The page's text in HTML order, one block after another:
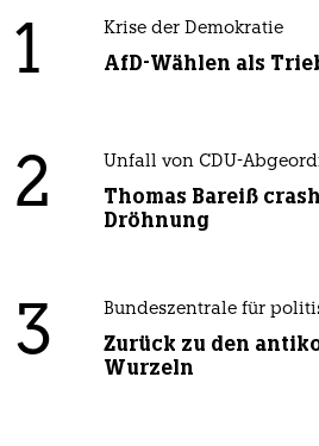
1 Krise der Demokratie
AfD-Wählen als
2 Unfall von CDU-
Thomas Bareiß
Dröhnung
3 Bundeszentrale für
Zurück zu den
Wurzeln